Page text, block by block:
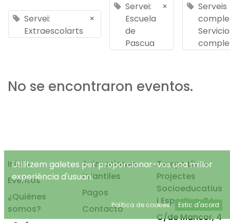
Servei:
Extraescolarts
×
Servei:
Escuela
de
Pascua
×
Serveis
No se encontraron eventos.
Inicio
Eventos
¿Quiénes
somos?
Animaciones
infantiles
Pagos
Contacto
Temps Lliure
Projectes
Socioeducatius
i Esportius, S.L.
C/de Mancor, 4
Utilitzem galetes per proporcionar-vos una millor
experiència d'usuari.
Política de cookies Estic d'acord